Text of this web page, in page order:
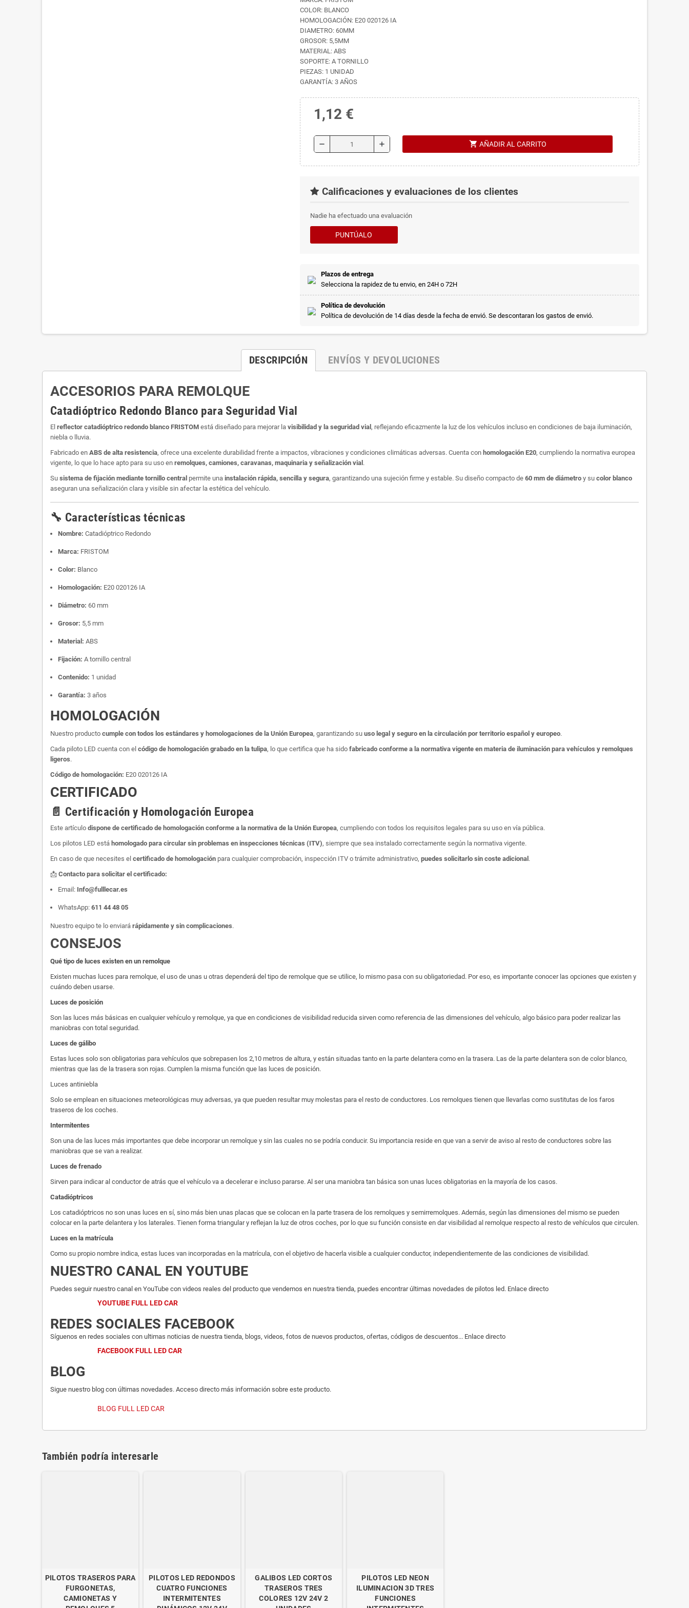
COLOR: BLANCO
HOMOLOGACIÓN: E20 020126 IA
DIAMETRO: 60MM
GROSOR: 5,5MM
MATERIAL: ABS
SOPORTE: A TORNILLO
PIEZAS: 1 UNIDAD
GARANTÍA: 3 AÑOS
1,12 €
remove add shopping_cart AÑADIR AL CARRITO
Calificaciones y evaluaciones de los clientes
Nadie ha efectuado una evaluación
PUNTÚALO
Plazos de entrega
Selecciona la rapidez de tu envio, en 24H o 72H
Política de devolución
Política de devolución de 14 días desde la fecha de envió. Se descontaran los gastos de envió.
DESCRIPCIÓN ENVÍOS Y DEVOLUCIONES
ACCESORIOS PARA REMOLQUE
Catadióptrico Redondo Blanco para Seguridad Vial
El reflector catadióptrico redondo blanco FRISTOM está diseñado para mejorar la visibilidad y la seguridad vial , reflejando eficazmente la luz de los vehículos incluso en condiciones de baja iluminación,
niebla o lluvia.
Fabricado en ABS de alta resistencia, ofrece una excelente durabilidad frente a impactos, vibraciones y condiciones climáticas adversas. Cuenta con homologación E20, cumpliendo la normativa europea
vigente, lo que lo hace apto para su uso en remolques, camiones, caravanas, maquinaria y señalización vial .
Su sistema de fijación mediante tornillo central permite una instalación rápida, sencilla y segura, garantizando una sujeción firme y estable. Su diseño compacto de 60 mm de diámetro y su color blanco
aseguran una señalización clara y visible sin afectar la estética del vehículo.
🔧 Características técnicas
Nombre: Catadióptrico Redondo
Marca: FRISTOM
Color: Blanco
Homologación: E20 020126 IA
Diámetro: 60 mm
Grosor: 5,5 mm
Material: ABS
Fijación: A tornillo central
Contenido: 1 unidad
Garantía: 3 años
HOMOLOGACIÓN
Nuestro producto cumple con todos los estándares y homologaciones de la Unión Europea, garantizando su uso legal y seguro en la circulación por territorio español y europeo.
Cada piloto LED cuenta con el código de homologación grabado en la tulipa, lo que certifica que ha sido fabricado conforme a la normativa vigente en materia de iluminación para vehículos y remolques
ligeros.
Código de homologación: E20 020126 IA
CERTIFICADO
📄 Certificación y Homologación Europea
Este artículo dispone de certificado de homologación conforme a la normativa de la Unión Europea, cumpliendo con todos los requisitos legales para su uso en vía pública.
Los pilotos LED está homologado para circular sin problemas en inspecciones técnicas (ITV), siempre que sea instalado correctamente según la normativa vigente.
En caso de que necesites el certificado de homologación para cualquier comprobación, inspección ITV o trámite administrativo, puedes solicitarlo sin coste adicional .
📩 Contacto para solicitar el certificado:
Email: Info@fulllecar.es
WhatsApp: 611 44 48 05
Nuestro equipo te lo enviará rápidamente y sin complicaciones.
CONSEJOS
Qué tipo de luces existen en un remolque
Existen muchas luces para remolque, el uso de unas u otras dependerá del tipo de remolque que se utilice, lo mismo pasa con su obligatoriedad. Por eso, es importante conocer las opciones que existen y
cuándo deben usarse.
Luces de posición
Son las luces más básicas en cualquier vehículo y remolque, ya que en condiciones de visibilidad reducida sirven como referencia de las dimensiones del vehículo, algo básico para poder realizar las
maniobras con total seguridad.
Luces de gálibo
Estas luces solo son obligatorias para vehículos que sobrepasen los 2,10 metros de altura, y están situadas tanto en la parte delantera como en la trasera. Las de la parte delantera son de color blanco,
mientras que las de la trasera son rojas. Cumplen la misma función que las luces de posición.
Luces antiniebla
Solo se emplean en situaciones meteorológicas muy adversas, ya que pueden resultar muy molestas para el resto de conductores. Los remolques tienen que llevarlas como sustitutas de los faros
traseros de los coches.
Intermitentes
Son una de las luces más importantes que debe incorporar un remolque y sin las cuales no se podría conducir. Su importancia reside en que van a servir de aviso al resto de conductores sobre las
maniobras que se van a realizar.
Luces de frenado
Sirven para indicar al conductor de atrás que el vehículo va a decelerar e incluso pararse. Al ser una maniobra tan básica son unas luces obligatorias en la mayoría de los casos.
Catadióptricos
Los catadióptricos no son unas luces en sí, sino más bien unas placas que se colocan en la parte trasera de los remolques y semirremolques. Además, según las dimensiones del mismo se pueden
colocar en la parte delantera y los laterales. Tienen forma triangular y reflejan la luz de otros coches, por lo que su función consiste en dar visibilidad al remolque respecto al resto de vehículos que circulen.
Luces en la matrícula
Como su propio nombre indica, estas luces van incorporadas en la matrícula, con el objetivo de hacerla visible a cualquier conductor, independientemente de las condiciones de visibilidad.
NUESTRO CANAL EN YOUTUBE
Puedes seguir nuestro canal en YouTube con videos reales del producto que vendemos en nuestra tienda, puedes encontrar últimas novedades de pilotos led. Enlace directo
YOUTUBE FULL LED CAR
REDES SOCIALES FACEBOOK
Síguenos en redes sociales con ultimas noticias de nuestra tienda, blogs, videos, fotos de nuevos productos, ofertas, códigos de descuentos... Enlace directo
FACEBOOK FULL LED CAR
BLOG
Sigue nuestro blog con últimas novedades. Acceso directo más información sobre este producto.
BLOG FULL LED CAR
También podría interesarle
PILOTOS TRASEROS PARA
FURGONETAS,
CAMIONETAS Y
PILOTOS LED REDONDOS
CUATRO FUNCIONES
INTERMITENTES
GALIBOS LED CORTOS
TRASEROS TRES
COLORES 12V 24V 2
PILOTOS LED NEON
ILUMINACION 3D TRES
FUNCIONES